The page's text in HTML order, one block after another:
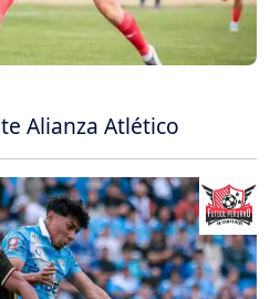
Alianza Atlético